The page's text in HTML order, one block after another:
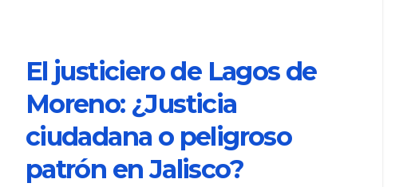
El justiciero de Lagos de
Moreno: ¿Justicia
ciudadana o peligroso
patrón en Jalisco?